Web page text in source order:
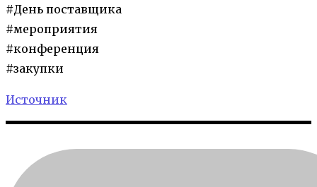
#День поставщика
#мероприятия
#конференция
#закупки
Источник